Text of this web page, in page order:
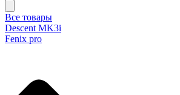
Все товары
Descent MK3i
Fenix pro